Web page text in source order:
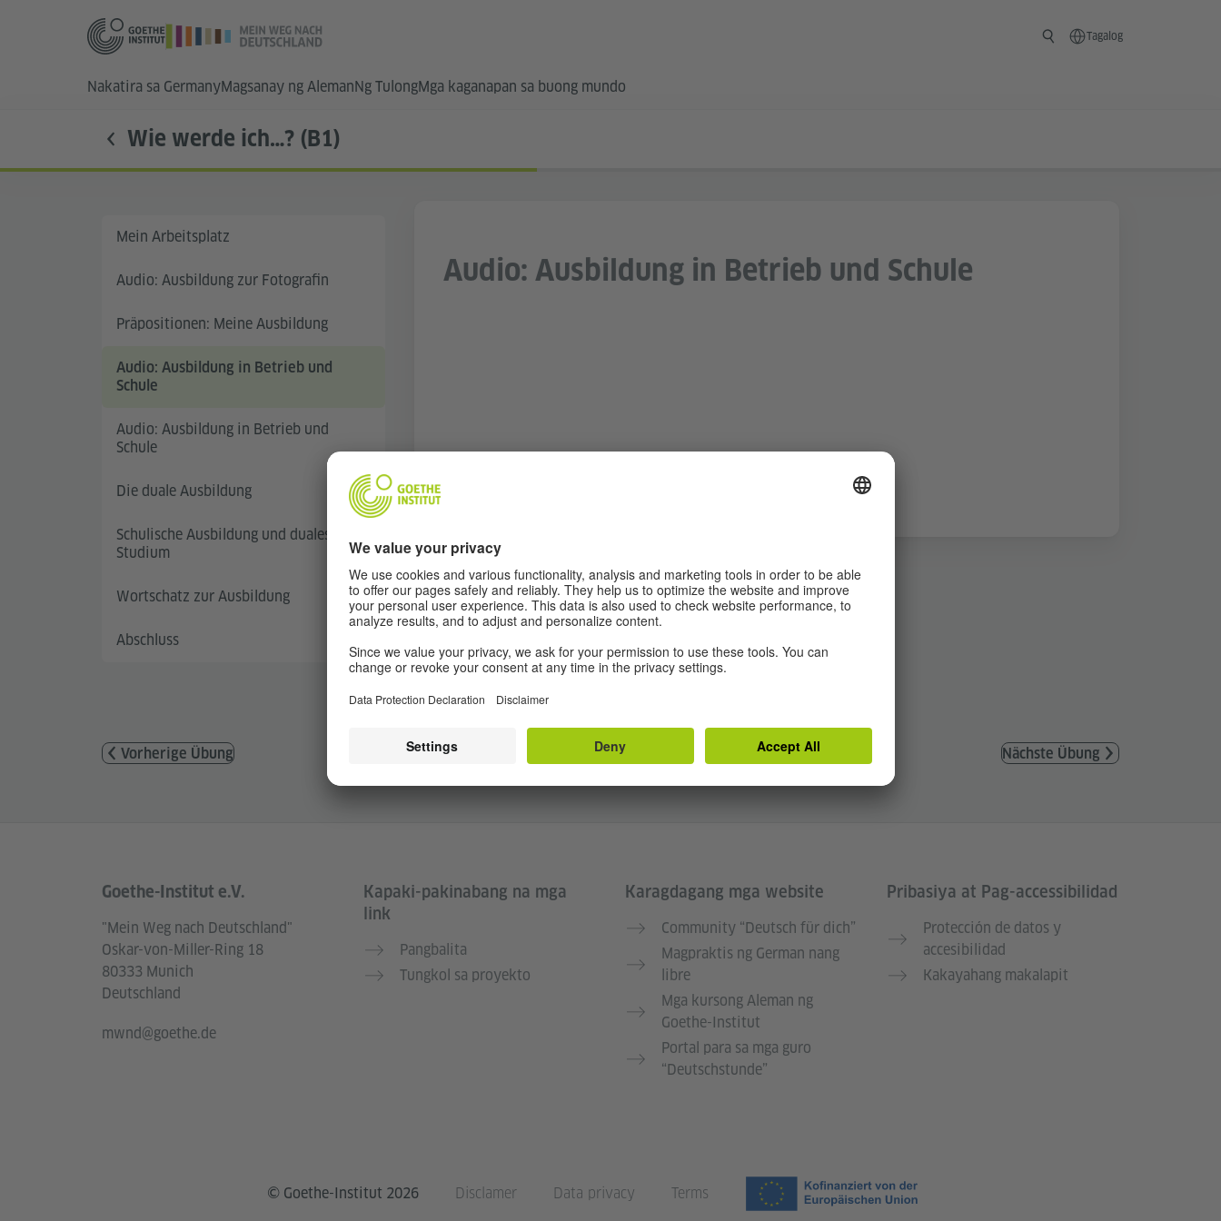
Tagalog
Nakatira sa GermanyMagsanay ng AlemanNg TulongMga kaganapan sa buong mundo
Wie werde ich…? (B1)
Mein Arbeitsplatz
Audio: Ausbildung zur Fotografin
Präpositionen: Meine Ausbildung
Audio: Ausbildung in Betrieb und
Schule
Audio: Ausbildung in Betrieb und
Schule
Die duale Ausbildung
Schulische Ausbildung und duales
Studium
Wortschatz zur Ausbildung
Abschluss
Audio: Ausbildung in Betrieb und Schule
Vorherige Übung Nächste Übung
Service- und Informationsbereich
Goethe-Institut e.V.
"Mein Weg nach Deutschland"
Oskar-von-Miller-Ring 18
80333 Munich
Deutschland
mwnd@goethe.de
Kapaki-pakinabang na mga
link
Pangbalita
Tungkol sa proyekto
Karagdagang mga website
Community “Deutsch für dich”
Magpraktis ng German nang
libre
Mga kursong Aleman ng
Goethe-Institut
Portal para sa mga guro
“Deutschstunde”
Pribasiya at Pag-accessibilidad
Protección de datos y
accesibilidad
Kakayahang makalapit
© Goethe-Institut 2026 Disclamer Data privacy Terms